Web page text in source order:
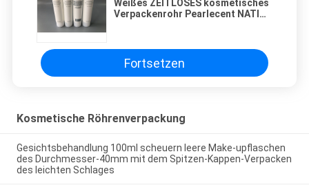
Weißes ZEITLOSES kosmetisches
Verpackenrohr Pearlecent NATIO
Fortsetzen
Kosmetische Röhrenverpackung
Gesichtsbehandlung 100ml scheuern leere Make-upflaschen
des Durchmesser-40mm mit dem Spitzen-Kappen-Verpacken
des leichten Schlages